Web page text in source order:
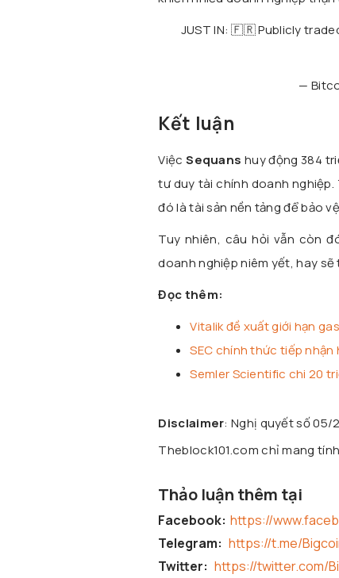
JUST IN: 🇫🇷 Publicly
—
Kết luận
ViệcSequans huy động 384
tư duy tài chính doanh nghiệp.
đó là tài sản nền tảng để bảo
Tuy nhiên, câu hỏi vẫn còn
doanh nghiệp niêm yết, hay sẽ
Đọc thêm:
Vitalik đề xuất giới hạn
SEC chính thức tiếp nhận
Semler Scientific chi 20
Disclaimer: Nghị quyết số 05/
Theblock101.com chỉ mang
Thảo luận thêm tại
Facebook: https://
Telegram: https://t.me/
Twitter: https://twitter.com/